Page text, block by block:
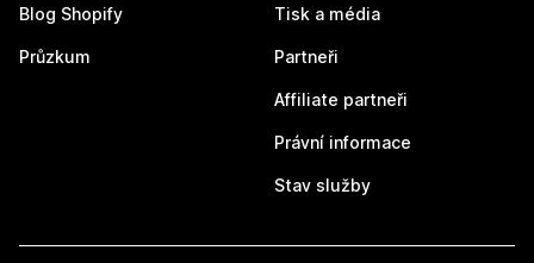
Blog Shopify
Průzkum
Tisk a média
Partneři
Affiliate partneři
Právní informace
Stav služby